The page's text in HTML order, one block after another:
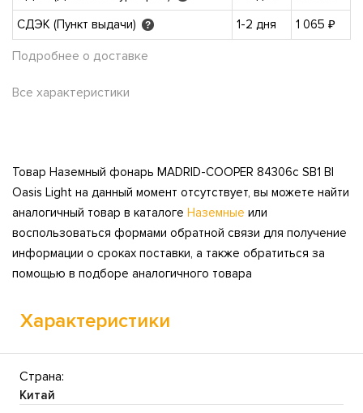
СДЭК (Пункт выдачи)
? 1-2 дня 1 065 ₽
Подробнее о доставке
Все характеристики
Товар Наземный фонарь MADRID-COOPER 84306c SB1 Bl
Oasis Light на данный момент отсутствует, вы можете найти
аналогичный товар в каталоге Наземные или
воспользоваться формами обратной связи для получение
информации о сроках поставки, а также обратиться за
помощью в подборе аналогичного товара
Характеристики
Страна:
Китай